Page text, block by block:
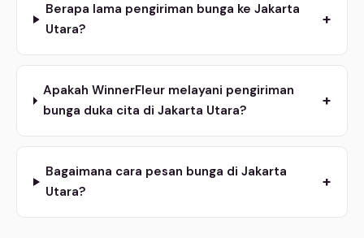
Berapa lama pengiriman bunga ke Jakarta
Utara?
+
Apakah WinnerFleur melayani pengiriman
bunga duka cita di Jakarta Utara?
+
Bagaimana cara pesan bunga di Jakarta
Utara?
+